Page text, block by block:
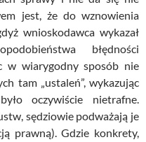
jest, że do wznowienia
wnioskodawca wykazał
błędności
w wiarygodny sposób nie
tam „ustaleń”, wykazując
oczywiście nietrafne.
sędziowie podważają je
prawną). Gdzie konkrety,